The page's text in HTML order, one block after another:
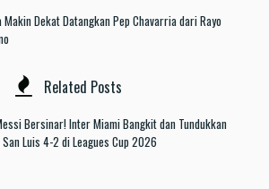
Makin Dekat Datangkan Pep Chavarria dari Rayo
Related Posts
Bersinar! Inter Miami Bangkit dan Tundukkan
Luis 4-2 di Leagues Cup 2026